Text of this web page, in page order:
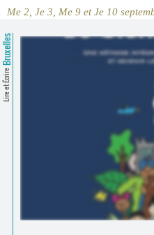
Me 2, Je 3, Me 9 et Je 10
Lire et Écrire
Bruxelles